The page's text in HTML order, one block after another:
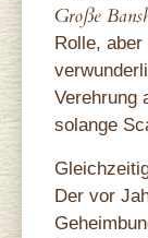
Große
Rolle,
Verehrung
solange
Der vor